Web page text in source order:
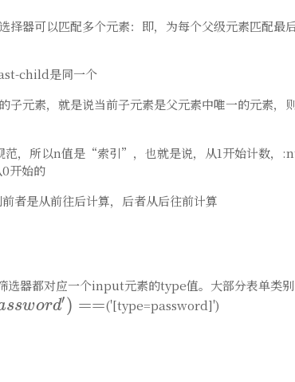
器可以匹配多个元素：即，为每个父级元素匹配最
child是同一个
元素，就是说当前子元素是父元素中唯一的元素，
，所以n值是“索引”，也就是说，从1开始计数，
开始的
是从前往后计算，后者从后往前计算
选器都对应一个input元素的type值。大部分表单类
ssword′) ==('[type=password]')